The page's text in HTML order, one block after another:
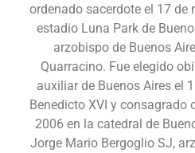
ordenado sacerdote el 17 de
estadio Luna Park de
arzobispo de Buenos
Quarracino. Fue elegido
auxiliar de Buenos Aires el
Benedicto XVI y consagrado
2006 en la catedral de
Jorge Mario Bergoglio SJ,